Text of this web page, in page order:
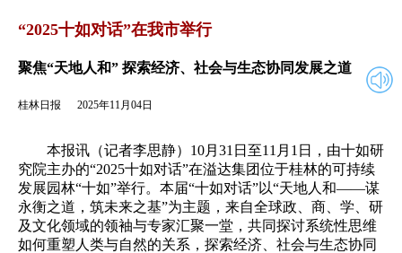
2025年11月04日
“2025十如对话”在我市举行
聚焦“天地人和” 探索经济、社会与生态协同发展之道
桂林日报 2025年11月04日
本报讯（记者李思静）10月31日至11月1日，由十如研
究院主办的“2025十如对话”在溢达集团位于桂林的可持续
发展园林“十如”举行。本届“十如对话”以“天地人和——谋
永衡之道，筑未来之基”为主题，来自全球政、商、学、研
及文化领域的领袖与专家汇聚一堂，共同探讨系统性思维
如何重塑人类与自然的关系，探索经济、社会与生态协同